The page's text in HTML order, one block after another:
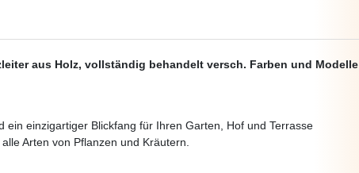
aus Holz, vollständig behandelt versch. Farben und Modelle
ein einzigartiger Blickfang für Ihren Garten, Hof und Terrasse
Arten von Pflanzen und Kräutern.